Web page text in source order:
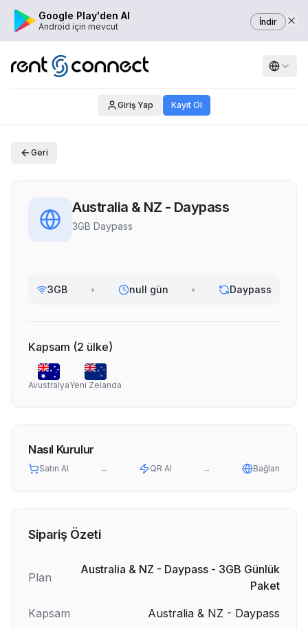
Google Play'den Al
Android için mevcut İndir
Giriş Yap Kayıt Ol
Geri
Australia & NZ - Daypass
3GB Daypass
3GB • null gün • Daypass
Kapsam (2 ülke)
AvustralyaYeni Zelanda
Nasıl Kurulur
Satın Al → QR Al → Bağlan
Sipariş Özeti
Plan
Australia & NZ - Daypass - 3GB Günlük
Paket
Kapsam
Australia & NZ - Daypass